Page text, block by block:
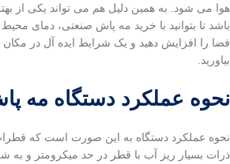
هوا می شود. به همین دلیل هم می تواند یکی از
باشد تا بتوانید با خرید مه پاش صنعتی، دمای محیط
فضا را افزایش دهید و یک شرایط ایده آل در
بیاورید.
نحوه عملکرد دستگاه مه
نحوه عملکرد دستگاه به این صورت است که
ذرات بسیار ریز آب با قطر در حد میکرومتر و به